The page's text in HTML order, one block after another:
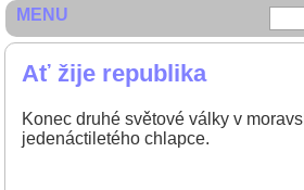
Ať žije republika
Konec druhé světové války v
jedenáctiletého chlapce.
MENU